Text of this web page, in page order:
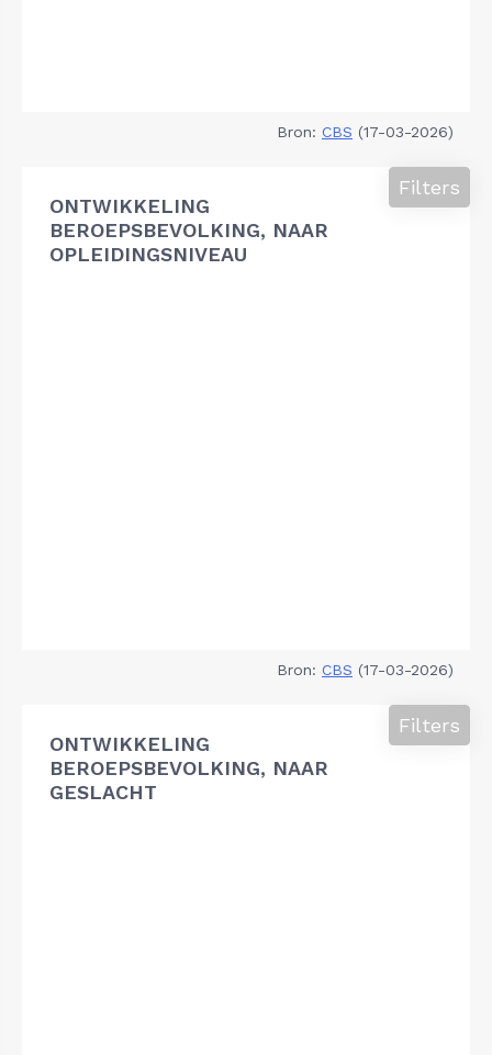
Bron: CBS (17-03-2026)
ONTWIKKELING
BEROEPSBEVOLKING, NAAR
OPLEIDINGSNIVEAU
Filters
Bron: CBS (17-03-2026)
ONTWIKKELING
BEROEPSBEVOLKING, NAAR
GESLACHT
Filters